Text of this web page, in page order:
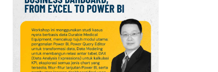
9
Promo JSM Alfamart 7–
9 Agustus 2026, Minyak
Goreng 2 Liter Mulai
Rp41.500